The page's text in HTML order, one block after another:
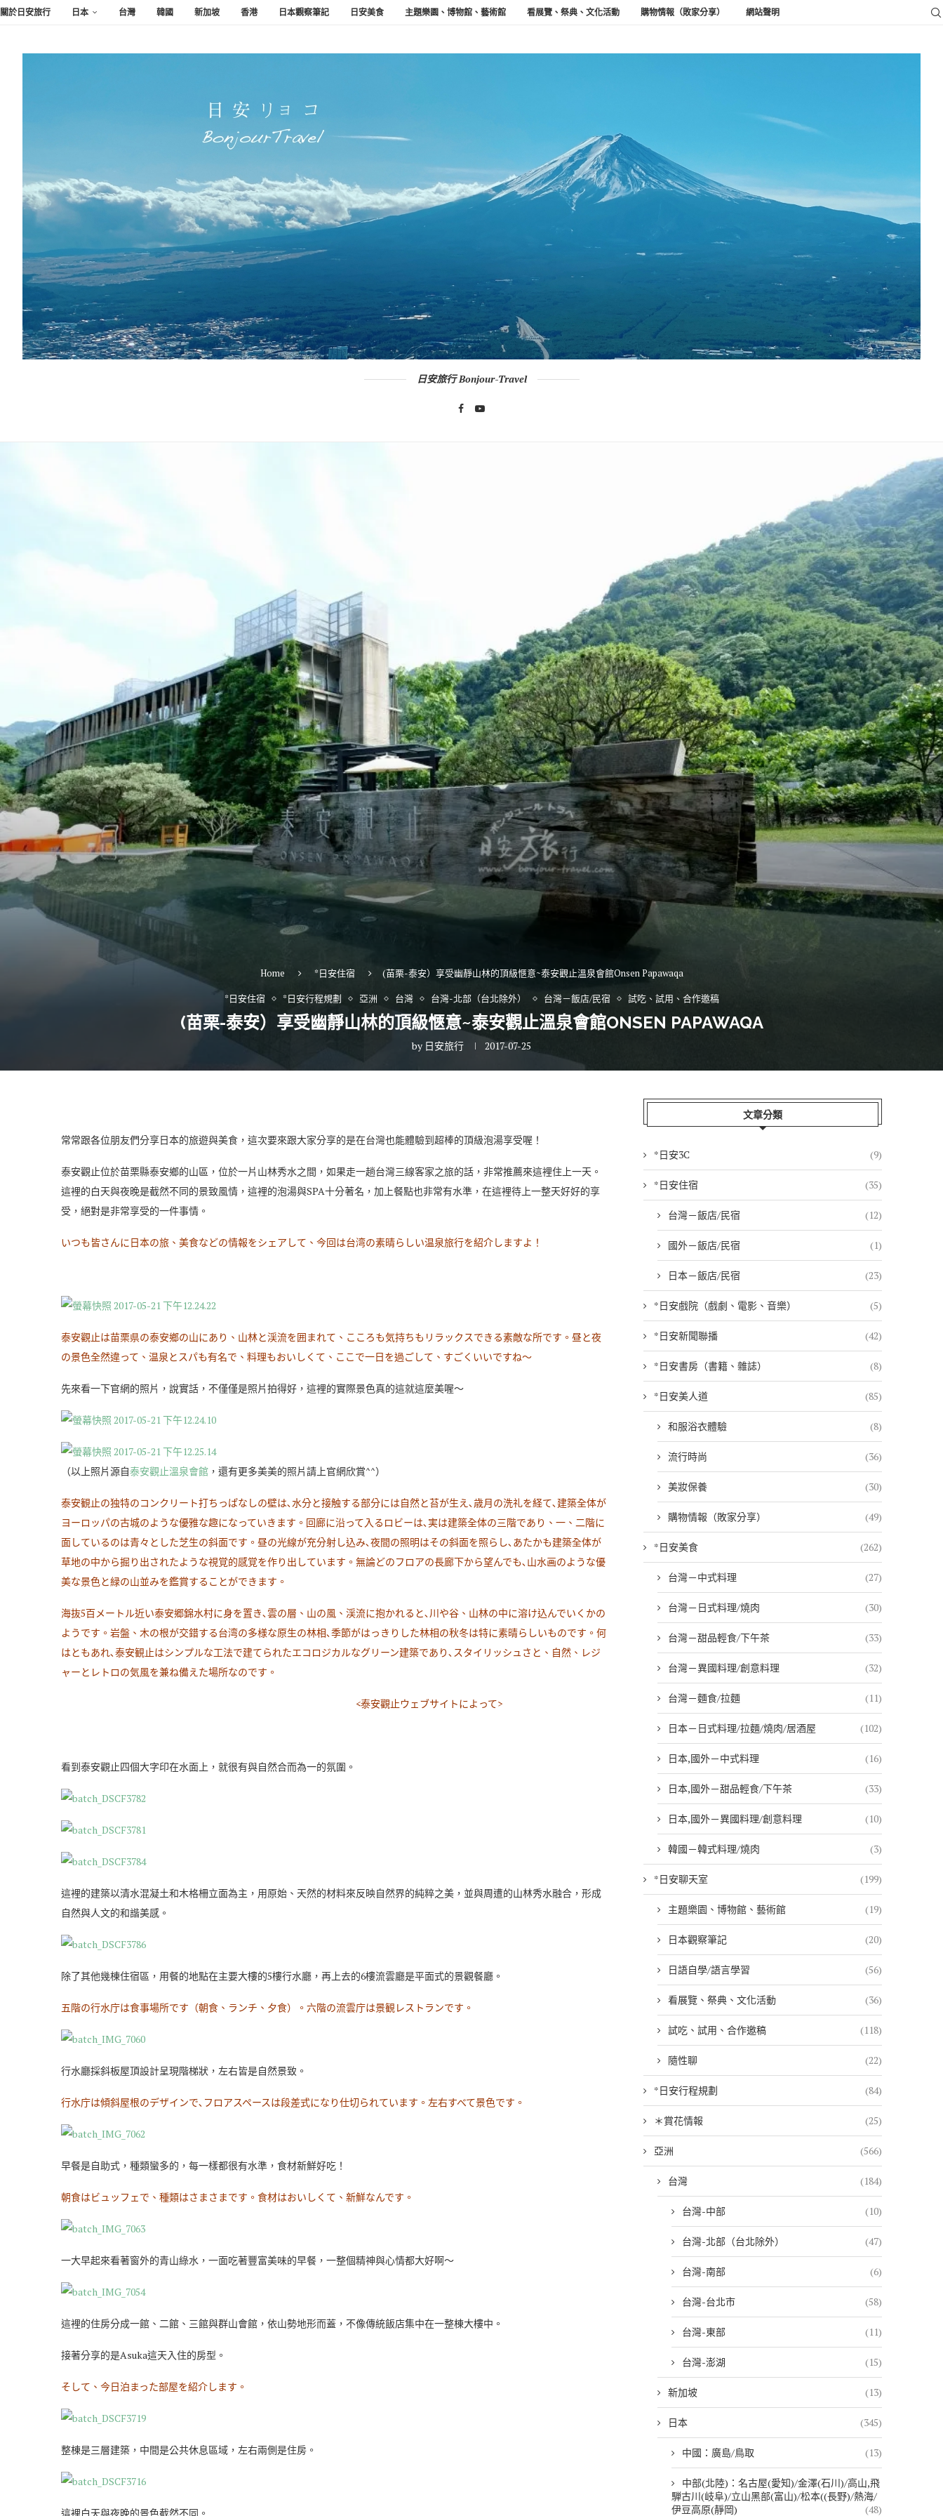
關於日安旅行 日本 台灣 韓國 新加坡 香港 日本觀察筆記 日安美食 主題樂園、博物館、藝術館 看展覽、祭典、文化活動 購物情報（敗家分享） 網站聲明
日安旅行 Bonjour-Travel
Home *日安住宿
(苗栗-泰安）享受幽靜山林的頂級愜意~泰安觀止溫泉會館Onsen Papawaqa
*日安住宿
*日安行程規劃 亞洲 台灣 台灣-北部（台北除外） 台灣－飯店/民宿 試吃、試用、合作邀稿
(苗栗-泰安）享受幽靜山林的頂級愜意~泰安觀止溫泉會館ONSEN PAPAWAQA
by 日安旅行 2017-07-25
常常跟各位朋友們分享日本的旅遊與美食，這次要來跟大家分享的是在台灣也能體驗到超棒的頂級泡湯享受喔！
泰安觀止位於苗栗縣泰安鄉的山區，位於一片山林秀水之間，如果走一趟台灣三線客家之旅的話，非常推薦來這裡住上一天。
這裡的白天與夜晚是截然不同的景致風情，這裡的泡湯與SPA十分著名，加上餐點也非常有水準，在這裡待上一整天好好的享
受，絕對是非常享受的一件事情。
いつも皆さんに日本の旅、美食などの情報をシェアして、今回は台湾の素晴らしい温泉旅行を紹介しますよ！
泰安觀止は苗栗県の泰安鄉の山にあり、山林と渓流を囲まれて、こころも気持ちもリラックスできる素敵な所です。昼と夜
の景色全然違って、温泉とスパも有名で、料理もおいしくて、ここで一日を過ごして、すごくいいですね〜
先來看一下官網的照片，說實話，不僅僅是照片拍得好，這裡的實際景色真的這就這麼美喔～
（以上照片源自泰安觀止溫泉會館 ，還有更多美美的照片請上官網欣賞^^）
泰安観止の独特のコンクリート打ちっぱなしの壁は､水分と接触する部分には自然と苔が生え､歳月の洗礼を経て､建築全体が
ヨーロッパの古城のような優雅な趣になっていきます。回廊に沿って入るロビーは､実は建築全体の三階であり、一、二階に
面しているのは青々とした芝生の斜面です。昼の光線が充分射し込み､夜間の照明はその斜面を照らし､あたかも建築全体が
草地の中から掘り出されたような視覚的感覚を作り出しています。無論どのフロアの長廊下から望んでも､山水画のような優
美な景色と緑の山並みを鑑賞することができます。
海抜5百メートル近い泰安郷錦水村に身を置き､雲の層、山の風、渓流に抱かれると､川や谷、山林の中に溶け込んでいくかの
ようです。岩盤、木の根が交錯する台湾の多様な原生の林相､季節がはっきりした林相の秋冬は特に素晴らしいものです。何
はともあれ､泰安観止はシンプルな工法で建てられたエコロジカルなグリーン建築であり､スタイリッシュさと、自然、レジ
ャーとレトロの気風を兼ね備えた場所なのです。
<泰安觀止ウェブサイトによって>
看到泰安觀止四個大字印在水面上，就很有與自然合而為一的氛圍。
這裡的建築以清水混凝土和木格柵立面為主，用原始、天然的材料來反映自然界的純粹之美，並與周遭的山林秀水融合，形成
自然與人文的和諧美感。
除了其他幾棟住宿區，用餐的地點在主要大樓的5樓行水廳，再上去的6樓流雲廳是平面式的景觀餐廳。
五階の行水庁は食事場所です（朝食、ランチ、夕食）。六階の流雲庁は景観レストランです。
行水廳採斜板屋頂設計呈現階梯狀，左右皆是自然景致。
行水庁は傾斜屋根のデザインで､フロアスペースは段差式になり仕切られています。左右すべて景色です。
早餐是自助式，種類蠻多的，每一樣都很有水準，食材新鮮好吃！
朝食はビュッフェで、種類はさまさまです。食材はおいしくて、新鮮なんです。
一大早起來看著窗外的青山綠水，一面吃著豐富美味的早餐，一整個精神與心情都大好啊～
這裡的住房分成一館、二館、三館與群山會館，依山勢地形而蓋，不像傳統飯店集中在一整棟大樓中。
接著分享的是Asuka這天入住的房型。
そして、今日泊まった部屋を紹介します。
整棟是三層建築，中間是公共休息區域，左右兩側是住房。
這裡白天與夜晚的景色截然不同。
文章分類
*日安3C (9)
*日安住宿 (35)
台灣－飯店/民宿 (12)
國外－飯店/民宿 (1)
日本－飯店/民宿 (23)
*日安戲院（戲劇、電影、音樂） (5)
*日安新聞聯播 (42)
*日安書房（書籍、雜誌） (8)
*日安美人道 (85)
和服浴衣體驗 (8)
流行時尚 (36)
美妝保養 (30)
購物情報（敗家分享） (49)
*日安美食 (262)
台灣－中式料理 (27)
台灣－日式料理/燒肉 (30)
台灣－甜品輕食/下午茶 (33)
台灣－異國料理/創意料理 (32)
台灣－麵食/拉麵 (11)
日本－日式料理/拉麵/燒肉/居酒屋 (102)
日本,國外－中式料理 (16)
日本,國外－甜品輕食/下午茶 (33)
日本,國外－異國料理/創意料理 (10)
韓國－韓式料理/燒肉 (3)
*日安聊天室 (199)
主題樂園、博物館、藝術館 (19)
日本觀察筆記 (20)
日語自學/語言學習 (56)
看展覽、祭典、文化活動 (36)
試吃、試用、合作邀稿 (118)
隨性聊 (22)
*日安行程規劃 (84)
＊賞花情報 (25)
亞洲 (566)
台灣 (184)
台灣-中部 (10)
台灣-北部（台北除外） (47)
台灣-南部 (6)
台灣-台北市 (58)
台灣-東部 (11)
台灣-澎湖 (15)
新加坡 (13)
日本 (345)
中國：廣島/鳥取 (13)
中部(北陸)：名古屋(愛知)/金澤(石川)/高山,飛
騨古川(岐阜)/立山黑部(富山)/松本((長野)/熱海/
伊豆高原(靜岡)
(48)